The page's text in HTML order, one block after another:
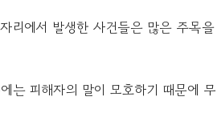
리에서 발생한 사건들은 많은 주목을
는 피해자의 말이 모호하기 때문에 무